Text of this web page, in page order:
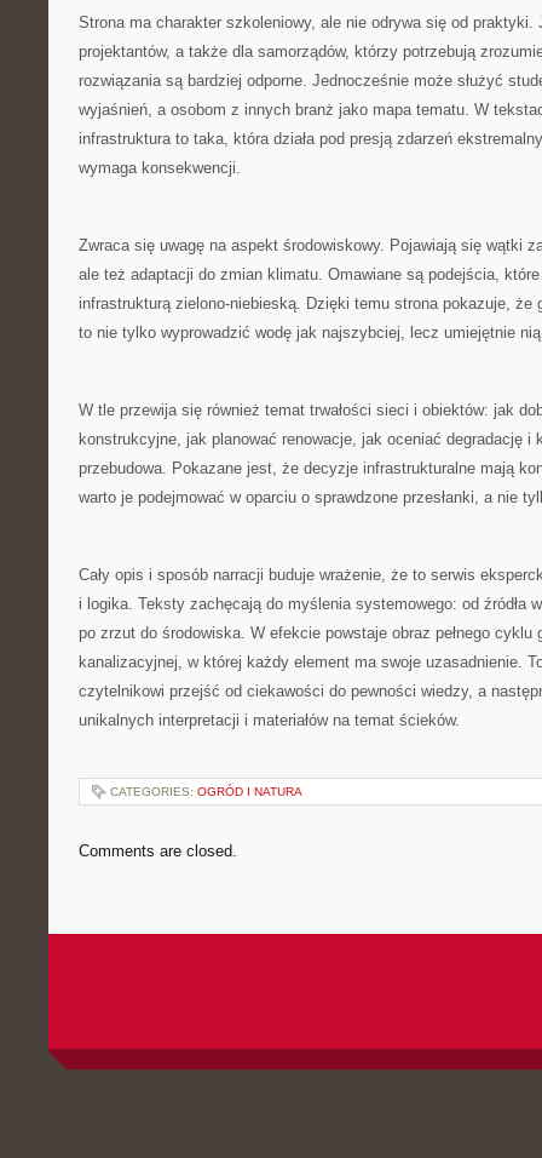
Strona ma charakter szkoleniowy, ale nie odrywa się od praktyki.
projektantów, a także dla samorządów, którzy potrzebują
rozwiązania są bardziej odporne. Jednocześnie może służyć
wyjaśnień, a osobom z innych branż jako mapa tematu. W
infrastruktura to taka, która działa pod presją zdarzeń
wymaga konsekwencji.
Zwraca się uwagę na aspekt środowiskowy. Pojawiają się wątki
ale też adaptacji do zmian klimatu. Omawiane są podejścia,
infrastrukturą zielono-niebieską. Dzięki temu strona pokazuje, że
to nie tylko wyprowadzić wodę jak najszybciej, lecz umiejętnie
W tle przewija się również temat trwałości sieci i obiektów: jak
konstrukcyjne, jak planować renowacje, jak oceniać degradację i
przebudowa. Pokazane jest, że decyzje infrastrukturalne mają
warto je podejmować w oparciu o sprawdzone przesłanki, a nie
Cały opis i sposób narracji buduje wrażenie, że to serwis
i logika. Teksty zachęcają do myślenia systemowego: od źródła
po zrzut do środowiska. W efekcie powstaje obraz pełnego cyklu
kanalizacyjnej, w której każdy element ma swoje uzasadnienie.
czytelnikowi przejść od ciekawości do pewności wiedzy, a
unikalnych interpretacji i materiałów na temat ścieków.
CATEGORIES: OGRÓD I NATURA
Comments are closed.